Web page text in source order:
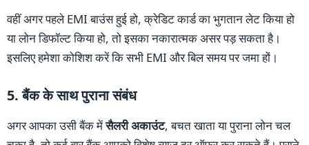
वहीं अगर पहले EMI बाउंस हुई हो, क्रेडिट कार्ड का भुगतान लेट किया हो
या लोन डिफॉल्ट किया हो, तो इसका नकारात्मक असर पड़ सकता है।
इसलिए हमेशा कोशिश करें कि सभी EMI और बिल समय पर जमा हों।
5. बैंक के साथ पुराना संबंध
अगर आपका उसी बैंक मेंसैलरी अकाउंट, बचत खाता या पुराना लोन चल